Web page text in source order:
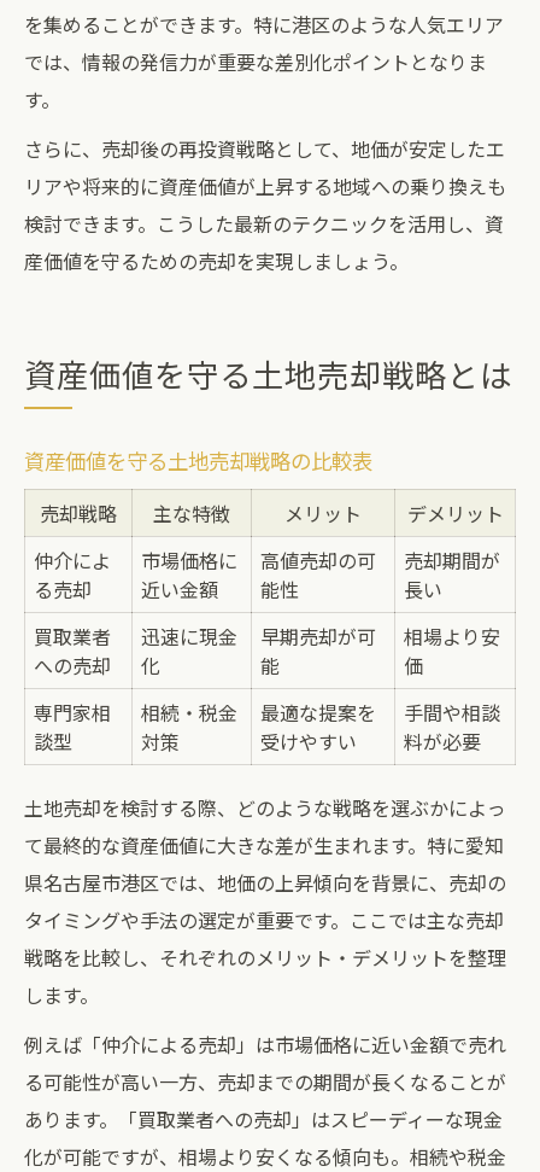
を集めることができます。特に港区のような人気エリア
では、情報の発信力が重要な差別化ポイントとなりま
す。
さらに、売却後の再投資戦略として、地価が安定したエ
リアや将来的に資産価値が上昇する地域への乗り換えも
検討できます。こうした最新のテクニックを活用し、資
産価値を守るための売却を実現しましょう。
資産価値を守る土地売却戦略とは
資産価値を守る土地売却戦略の比較表
売却戦略 主な特徴 メリット
デメリット
仲介によ
る売却
市場価格に
近い金額
高値売却の可
能性
売却期間が
長い
買取業者
への売却
迅速に現金
化
早期売却が可
能
相場より安
価
専門家相
談型
相続・税金
対策
最適な提案を
受けやすい
手間や相談
料が必要
土地売却を検討する際、どのような戦略を選ぶかによっ
て最終的な資産価値に大きな差が生まれます。特に愛知
県名古屋市港区では、地価の上昇傾向を背景に、売却の
タイミングや手法の選定が重要です。ここでは主な売却
戦略を比較し、それぞれのメリット・デメリットを整理
します。
例えば「仲介による売却」は市場価格に近い金額で売れ
る可能性が高い一方、売却までの期間が長くなることが
あります。「買取業者への売却」はスピーディーな現金
化が可能ですが、相場より安くなる傾向も。相続や税金